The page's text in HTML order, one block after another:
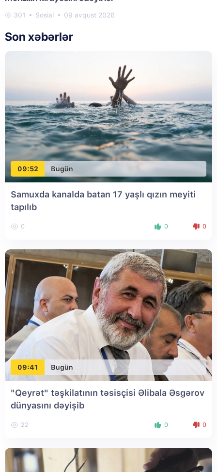
301 Sosial 09 avqust 2026
Son xəbərlər
09:52 Bugün
Samuxda kanalda batan 17 yaşlı qızın meyiti
tapılıb
0 0 0
09:41 Bugün
"Qeyrət" təşkilatının təsisçisi Əlibala Əsgərov
dünyasını dəyişib
22 0 0